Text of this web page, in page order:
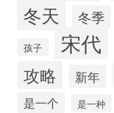
冬天 冬季
孩子 宋代
攻略 新年
是一个 是一种